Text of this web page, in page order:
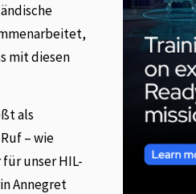
mit diesen
als
– wie
unser HIL-
Annegret